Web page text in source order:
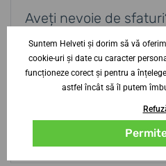
Aveți nevoie de
Jiří Štencek
+420 252 252
9-19
Vi-Sb9-16
Suntem Helveti și dorim să vă
cookie-uri și date cu caracter
funcționeze corect și pentru a
astfel încât să îl putem